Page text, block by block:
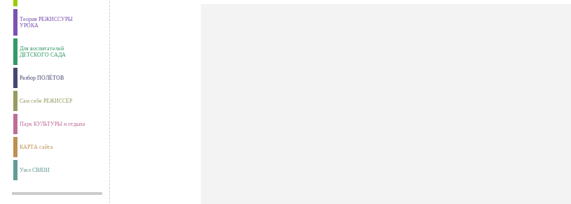
Теория РЕЖИССУРЫ
УРОКА
Для воспитателей
ДЕТСКОГО САДА
Разбор ПОЛЁТОВ
Сам себе РЕЖИССЁР
Парк КУЛЬТУРЫ и отдыха
КАРТА сайта
Узел СВЯЗИ